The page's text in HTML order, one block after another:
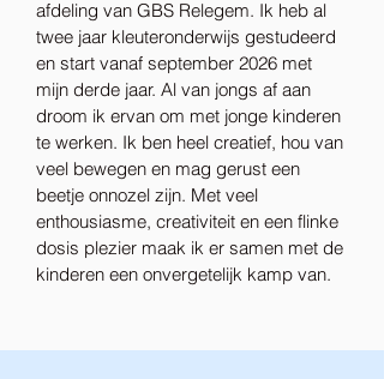
afdeling van GBS Relegem. Ik heb al
twee jaar kleuteronderwijs gestudeerd
en start vanaf september 2026 met
mijn derde jaar. Al van jongs af aan
droom ik ervan om met jonge kinderen
te werken. Ik ben heel creatief, hou van
veel bewegen en mag gerust een
beetje onnozel zijn. Met veel
enthousiasme, creativiteit en een flinke
dosis plezier maak ik er samen met de
kinderen een onvergetelijk kamp van.